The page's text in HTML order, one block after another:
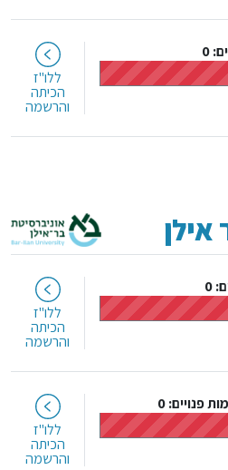
0
ללו"ז
הכיתה
והרשמה
אילן
0
ללו"ז
הכיתה
והרשמה
פנויים: 0
ללו"ז
הכיתה
והרשמה